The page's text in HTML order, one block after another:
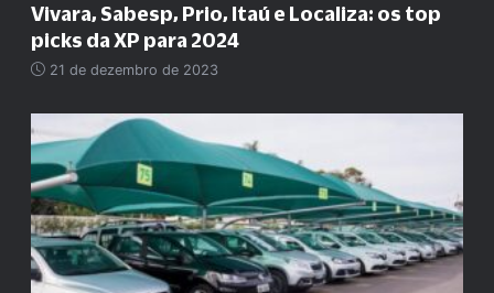
Vivara, Sabesp, Prio, Itaú e Localiza: os top
picks da XP para 2024
21 de dezembro de 2023